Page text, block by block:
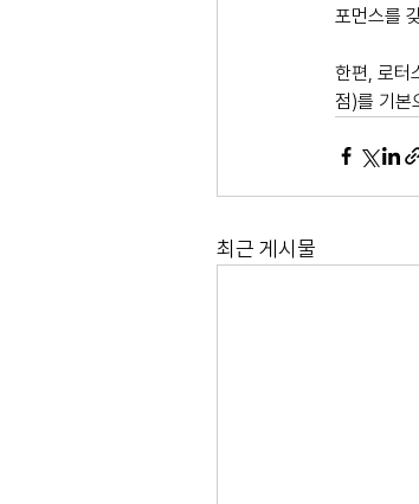
포먼스를
한편, 로터
점)를 기본
최근 게시물